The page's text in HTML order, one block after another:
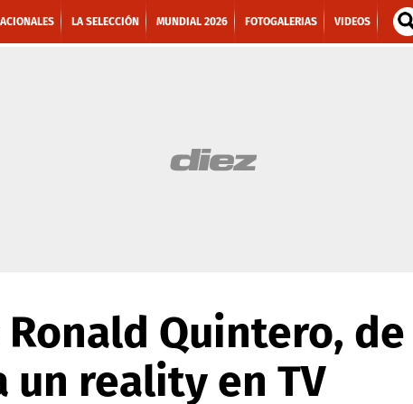
LA SELECCIÓN MUNDIAL 2026 FOTOGALERIAS VIDEOS
Quintero,
un reality en TV